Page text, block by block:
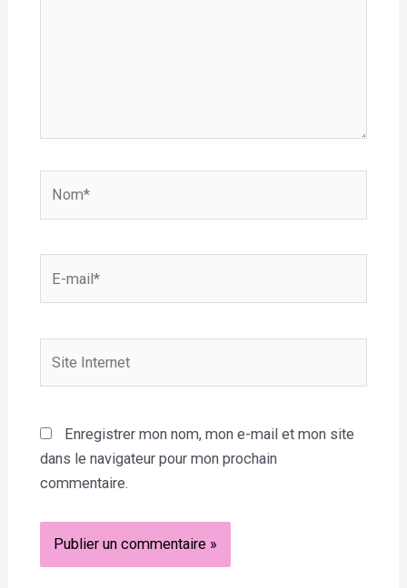
Enregistrer mon nom, mon e-mail et mon site
dans le navigateur pour mon prochain
commentaire.